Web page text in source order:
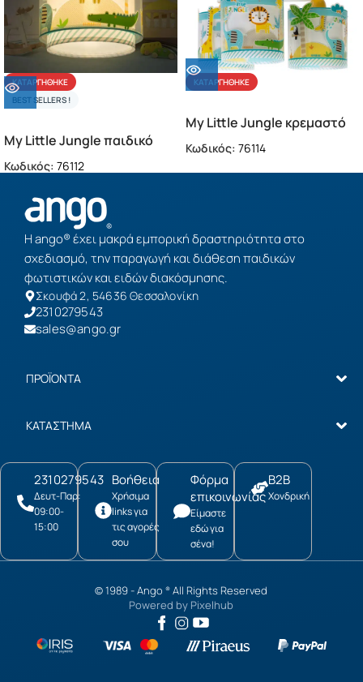
ΚΑΤΑΡΓΉΘΗΚΕ
BEST SELLERS !
My Little Jungle παιδικό
φωτιστικό οροφής (76112)
Κωδικός: 76112
ΚΑΤΑΡΓΉΘΗΚΕ
My Little Jungle κρεμαστό
τρίφωτο οροφής (76114)
Κωδικός: 76114
Η ango® έχει μακρά εμπορική δραστηριότητα στο
σχεδιασμό, την παραγωγή και διάθεση παιδικών
φωτιστικών και ειδών διακόσμησης.
Σκουφά 2, 54636 Θεσσαλονίκη
2310279543
sales@ango.gr
ΠΡΟΪΟΝΤΑ
ΚΑΤΑΣΤΗΜΑ
2310279543
Δευτ-Παρ:
09:00-
15:00
Βοήθεια
Χρήσιμα
links για
τις αγορές
σου
Φόρμα
επικοινωνίας
Είμαστε
εδώ για
σένα!
B2B
Χονδρική
© 1989 -Ango® All Rights Reserved
Powered by Pixelhub